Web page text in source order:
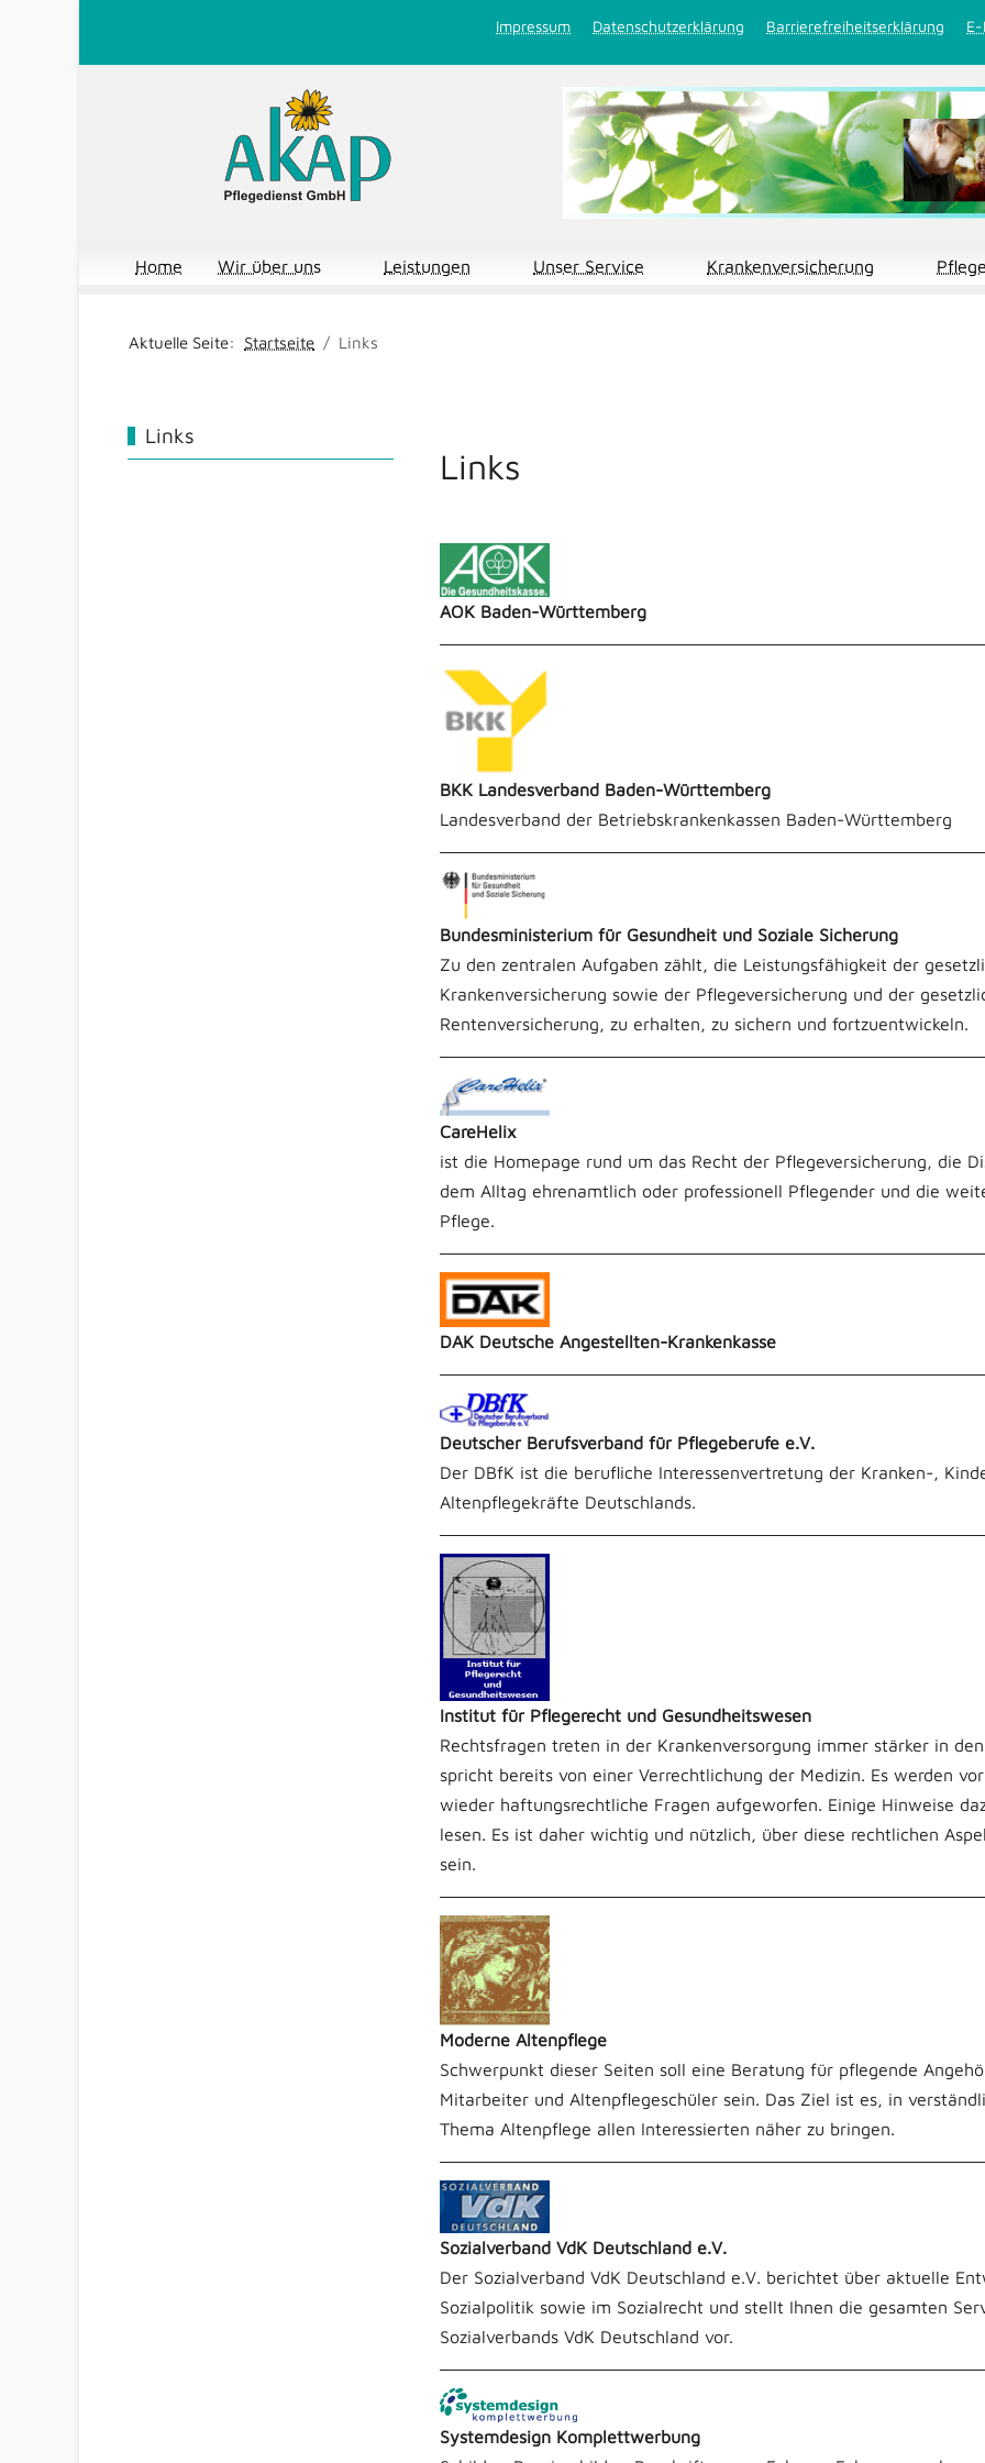
Impressum Datenschutzerklärung Barrierefreiheitserklärung
Home Wir über uns Leistungen Unser Service Krankenversicherung
Aktuelle Seite: Startseite Links
Links
Links
AOK Baden-Württemberg
BKK Landesverband Baden-Württemberg
Landesverband der Betriebskrankenkassen Baden-Württemberg
Bundesministerium für Gesundheit und Soziale Sicherung
Zu den zentralen Aufgaben zählt, die Leistungsfähigkeit der
Krankenversicherung sowie der Pflegeversicherung und der
Rentenversicherung, zu erhalten, zu sichern und fortzuentwickeln.
CareHelix
ist die Homepage rund um das Recht der Pflegeversicherung, die
dem Alltag ehrenamtlich oder professionell Pflegender und die
Pflege.
DAK Deutsche Angestellten-Krankenkasse
Deutscher Berufsverband für Pflegeberufe e.V.
Der DBfK ist die berufliche Interessenvertretung der Kranken-,
Altenpflegekräfte Deutschlands.
Institut für Pflegerecht und Gesundheitswesen
Rechtsfragen treten in der Krankenversorgung immer stärker in
spricht bereits von einer Verrechtlichung der Medizin. Es werden
wieder haftungsrechtliche Fragen aufgeworfen. Einige Hinweise
lesen. Es ist daher wichtig und nützlich, über diese rechtlichen
sein.
Moderne Altenpflege
Schwerpunkt dieser Seiten soll eine Beratung für pflegende
Mitarbeiter und Altenpflegeschüler sein. Das Ziel ist es, in
Thema Altenpflege allen Interessierten näher zu bringen.
Sozialverband VdK Deutschland e.V.
Der Sozialverband VdK Deutschland e.V. berichtet über aktuelle
Sozialpolitik sowie im Sozialrecht und stellt Ihnen die gesamten
Sozialverbands VdK Deutschland vor.
Systemdesign Komplettwerbung